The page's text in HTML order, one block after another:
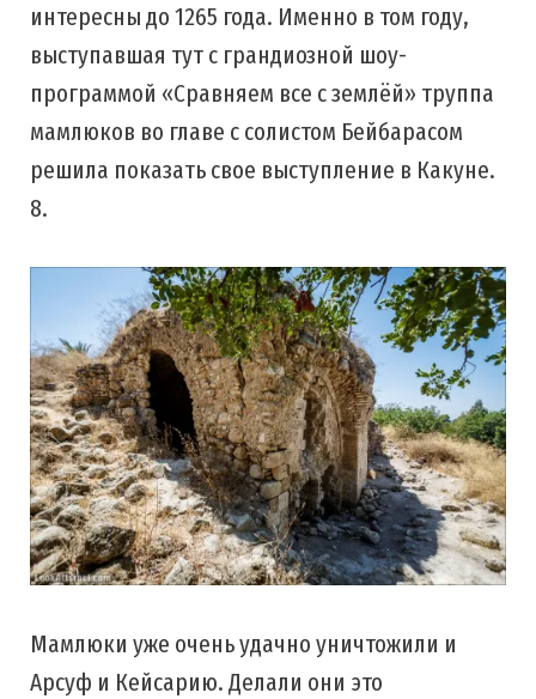
интересны до 1265 года. Именно в том году,
выступавшая тут с грандиозной шоу-
программой «Сравняем все с землёй» труппа
мамлюков во главе с солистом Бейбарасом
решила показать свое выступление в Какуне.
8.
Мамлюки уже очень удачно уничтожили и
Арсуф и Кейсарию. Делали они это